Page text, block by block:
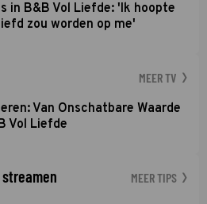
in B&B Vol Liefde: 'Ik hoopte
zou worden op me'
MEER TV
Van Onschatbare Waarde
Vol Liefde
MEER TIPS